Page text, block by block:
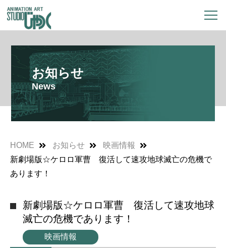
お知らせ
News
HOME お知らせ
映画情報
新劇場版☆ケロロ軍曹 復活して速攻地球滅亡の危機で
あります！
新劇場版☆ケロロ軍曹 復活して速攻地球
滅亡の危機であります！
映画情報